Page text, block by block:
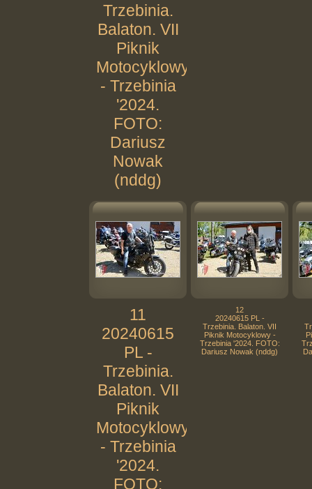
Trzebinia.
Balaton. VII
Piknik
Motocyklowy
- Trzebinia
'2024.
FOTO:
Dariusz
Nowak
(nddg)
11
20240615
PL -
Trzebinia.
Balaton. VII
Piknik
Motocyklowy
- Trzebinia
'2024.
FOTO:
12
20240615 PL -
Trzebinia. Balaton. VII
Piknik Motocyklowy -
Trzebinia '2024. FOTO:
Dariusz Nowak (nddg)